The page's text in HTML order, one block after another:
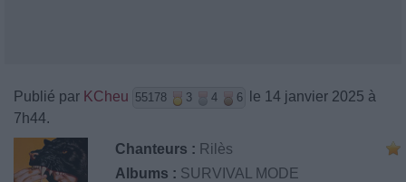
Publié par KCheu 55178 3 4 6
le 14 janvier 2025 à
7h44.
Chanteurs : Rilès
Albums : SURVIVAL MODE